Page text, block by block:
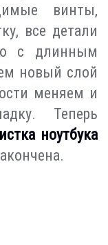
винты,
все детали
с длинным
новый слой
меняем и
Теперь
ноутбука